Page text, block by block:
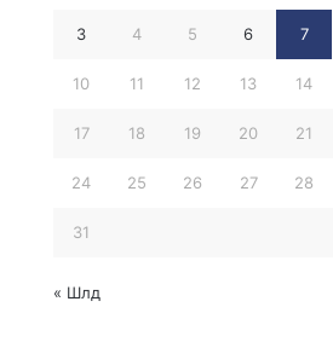
3 4 5 6 7
10 11 12 13 14
17 18 19 20 21
24 25 26 27 28
31
« Шлд